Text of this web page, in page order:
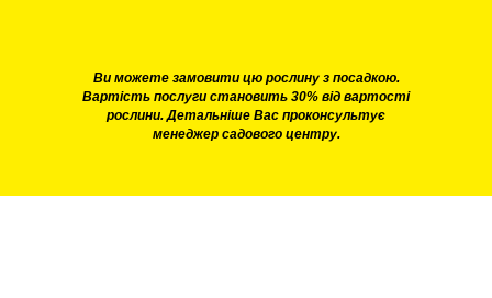
Ви можете замовити цю рослину з посадкою.
Вартість послуги становить 30% від вартості
рослини. Детальніше Вас проконсультує
менеджер садового центру.